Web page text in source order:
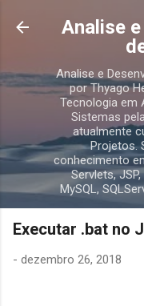
Pular
Analise
Analise e
por Thyago
Tecnologia em
Sistemas
atualmente
Projetos.
conhecimento
Servlets,
MySQL,
Executar .bat no
- dezembro 26, 2018